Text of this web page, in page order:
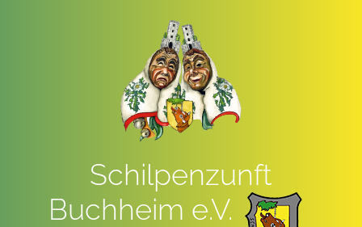
Schilpenzunft
Buchheim e.V.